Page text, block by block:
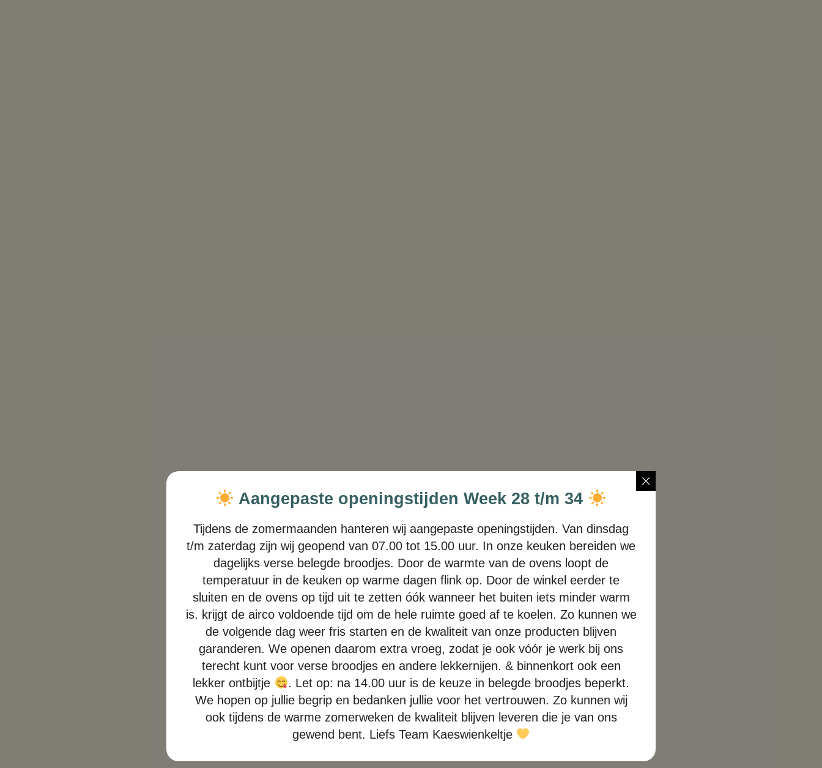
Aangepaste openingstijden Week 28 t/m 34
Tijdens de zomermaanden hanteren wij aangepaste openingstijden. Van dinsdag
t/m zaterdag zijn wij geopend van 07.00 tot 15.00 uur. In onze keuken bereiden we
dagelijks verse belegde broodjes. Door de warmte van de ovens loopt de
temperatuur in de keuken op warme dagen flink op. Door de winkel eerder te
sluiten en de ovens op tijd uit te zetten óók wanneer het buiten iets minder warm
is. krijgt de airco voldoende tijd om de hele ruimte goed af te koelen. Zo kunnen we
de volgende dag weer fris starten en de kwaliteit van onze producten blijven
garanderen. We openen daarom extra vroeg, zodat je ook vóór je werk bij ons
terecht kunt voor verse broodjes en andere lekkernijen. & binnenkort ook een
lekker ontbijtje
. Let op: na 14.00 uur is de keuze in belegde broodjes beperkt.
We hopen op jullie begrip en bedanken jullie voor het vertrouwen. Zo kunnen wij
ook tijdens de warme zomerweken de kwaliteit blijven leveren die je van ons
gewend bent. Liefs Team Kaeswienkeltje